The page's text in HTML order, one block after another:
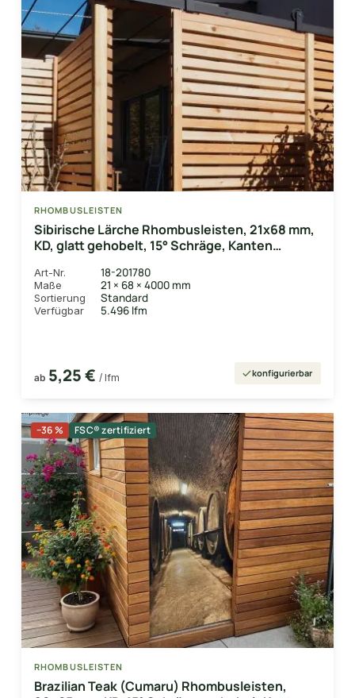
RHOMBUSLEISTEN
Sibirische Lärche Rhombusleisten, 21x68 mm,
KD, glatt gehobelt, 15° Schräge, Kanten
Art-Nr. 18-201780
Maße 21 × 68 × 4000 mm
Sortierung Standard
Verfügbar 5.496 lfm
ab 5,25 € / lfm konfigurierbar
−36 % FSC® zertifiziert
RHOMBUSLEISTEN
Brazilian Teak (Cumaru) Rhombusleisten,